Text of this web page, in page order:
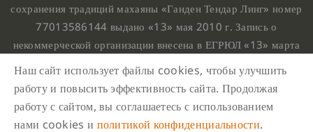
сохранения традиций махаяны «Ганден Тендар Линг» номер
77013586144 выдано «13» мая 2010 г. Запись о
некоммерческой организации внесена в ЕГРЮЛ «13» марта
номером 1107799015708.
Ганден Тендар Линг © 2020 Все права защищены
Наш адрес : г. Москва, Нахимовский проспект, 32. Этаж
Наш сайт использует файлы cookies, чтобы улучшить
работу и повысить эффективность сайта. Продолжая
работу с сайтом, вы соглашаетесь с использованием
нами cookies и политикой конфиденциальности.